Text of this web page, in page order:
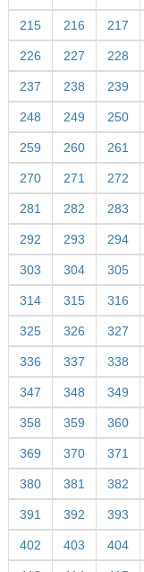
215 216 217
226 227 228
237 238 239
248 249 250
259 260 261
270 271 272
281 282 283
292 293 294
303 304 305
314 315 316
325 326 327
336 337 338
347 348 349
358 359 360
369 370 371
380 381 382
391 392 393
402 403 404